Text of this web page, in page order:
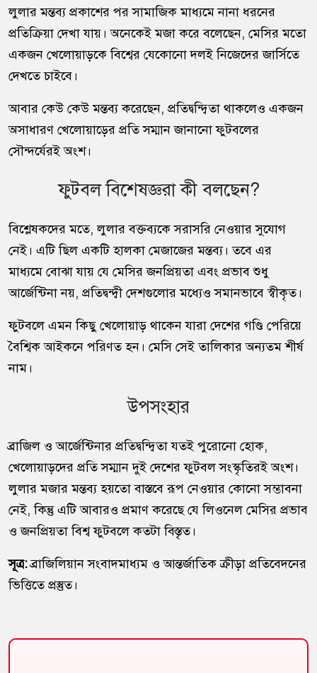
লুলার মন্তব্য প্রকাশের পর সামাজিক মাধ্যমে নানা ধরনের
প্রতিক্রিয়া দেখা যায়। অনেকেই মজা করে বলেছেন, মেসির মতো
একজন খেলোয়াড়কে বিশ্বের যেকোনো দলই নিজেদের জার্সিতে
দেখতে চাইবে।
আবার কেউ কেউ মন্তব্য করেছেন, প্রতিদ্বন্দ্বিতা থাকলেও একজন
অসাধারণ খেলোয়াড়ের প্রতি সম্মান জানানো ফুটবলের
সৌন্দর্যেরই অংশ।
ফুটবল বিশেষজ্ঞরা কী বলছেন?
বিশ্লেষকদের মতে, লুলার বক্তব্যকে সরাসরি নেওয়ার সুযোগ
নেই। এটি ছিল একটি হালকা মেজাজের মন্তব্য। তবে এর
মাধ্যমে বোঝা যায় যে মেসির জনপ্রিয়তা এবং প্রভাব শুধু
আর্জেন্টিনা নয়, প্রতিদ্বন্দ্বী দেশগুলোর মধ্যেও সমানভাবে স্বীকৃত।
ফুটবলে এমন কিছু খেলোয়াড় থাকেন যারা দেশের গণ্ডি পেরিয়ে
বৈশ্বিক আইকনে পরিণত হন। মেসি সেই তালিকার অন্যতম শীর্ষ
নাম।
উপসংহার
ব্রাজিল ও আর্জেন্টিনার প্রতিদ্বন্দ্বিতা যতই পুরোনো হোক,
খেলোয়াড়দের প্রতি সম্মান দুই দেশের ফুটবল সংস্কৃতিরই অংশ।
লুলার মজার মন্তব্য হয়তো বাস্তবে রূপ নেওয়ার কোনো সম্ভাবনা
নেই, কিন্তু এটি আবারও প্রমাণ করেছে যে লিওনেল মেসির প্রভাব
ও জনপ্রিয়তা বিশ্ব ফুটবলে কতটা বিস্তৃত।
সূত্র:ব্রাজিলিয়ান সংবাদমাধ্যম ও আন্তর্জাতিক ক্রীড়া প্রতিবেদনের
ভিত্তিতে প্রস্তুত।